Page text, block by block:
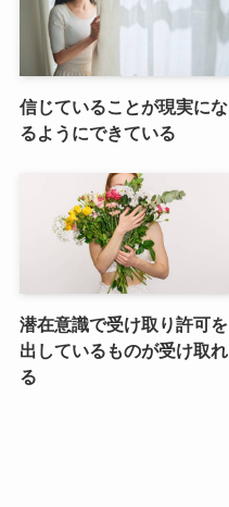
信じていることが現実にな
るようにできている
潜在意識で受け取り許可を
出しているものが受け取れ
る